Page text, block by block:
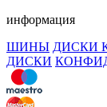
информация
ШИНЫ ДИСКИ
ДИСКИ